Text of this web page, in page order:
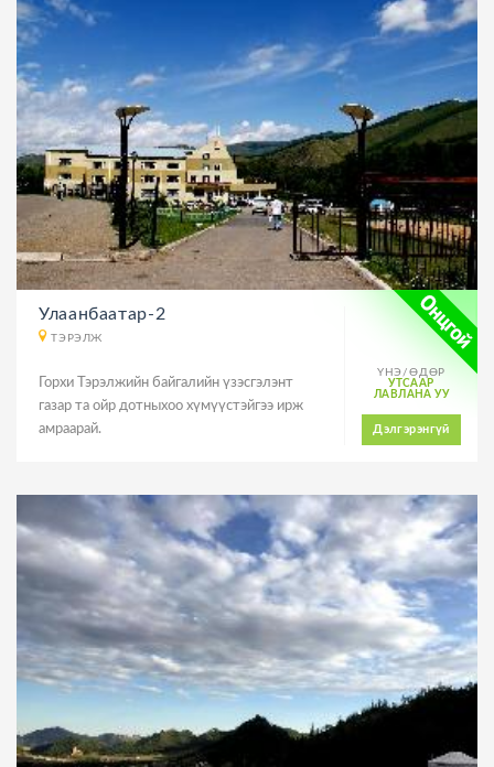
Улаанбаатар-2
ТЭРЭЛЖ
Горхи Тэрэлжийн байгалийн үзэсгэлэнт
газар та ойр дотныхоо хүмүүстэйгээ ирж
амраарай.
ҮНЭ/ӨДӨР
УТСААР
ЛАВЛАНА УУ
Дэлгэрэнгүй